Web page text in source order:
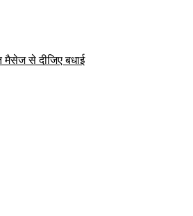
मैसेज से दीजिए बधाई